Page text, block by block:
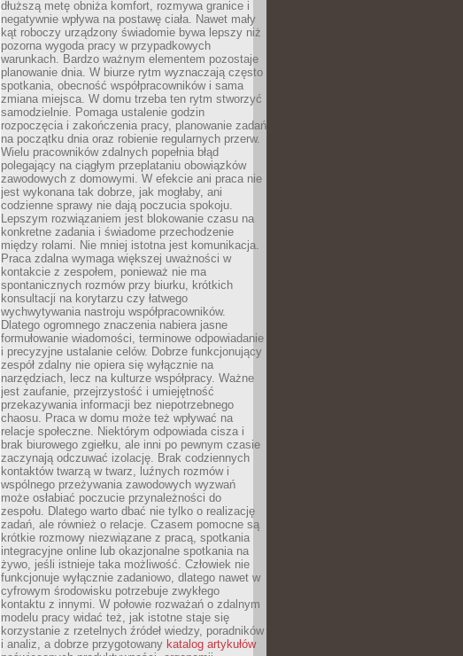
dłuższą metę obniża komfort, rozmywa granice i
negatywnie wpływa na postawę ciała. Nawet mały
kąt roboczy urządzony świadomie bywa lepszy niż
pozorna wygoda pracy w przypadkowych
warunkach. Bardzo ważnym elementem pozostaje
planowanie dnia. W biurze rytm wyznaczają często
spotkania, obecność współpracowników i sama
zmiana miejsca. W domu trzeba ten rytm stworzyć
samodzielnie. Pomaga ustalenie godzin
rozpoczęcia i zakończenia pracy, planowanie zadań
na początku dnia oraz robienie regularnych przerw.
Wielu pracowników zdalnych popełnia błąd
polegający na ciągłym przeplataniu obowiązków
zawodowych z domowymi. W efekcie ani praca nie
jest wykonana tak dobrze, jak mogłaby, ani
codzienne sprawy nie dają poczucia spokoju.
Lepszym rozwiązaniem jest blokowanie czasu na
konkretne zadania i świadome przechodzenie
między rolami. Nie mniej istotna jest komunikacja.
Praca zdalna wymaga większej uważności w
kontakcie z zespołem, ponieważ nie ma
spontanicznych rozmów przy biurku, krótkich
konsultacji na korytarzu czy łatwego
wychwytywania nastroju współpracowników.
Dlatego ogromnego znaczenia nabiera jasne
formułowanie wiadomości, terminowe odpowiadanie
i precyzyjne ustalanie celów. Dobrze funkcjonujący
zespół zdalny nie opiera się wyłącznie na
narzędziach, lecz na kulturze współpracy. Ważne
jest zaufanie, przejrzystość i umiejętność
przekazywania informacji bez niepotrzebnego
chaosu. Praca w domu może też wpływać na
relacje społeczne. Niektórym odpowiada cisza i
brak biurowego zgiełku, ale inni po pewnym czasie
zaczynają odczuwać izolację. Brak codziennych
kontaktów twarzą w twarz, luźnych rozmów i
wspólnego przeżywania zawodowych wyzwań
może osłabiać poczucie przynależności do
zespołu. Dlatego warto dbać nie tylko o realizację
zadań, ale również o relacje. Czasem pomocne są
krótkie rozmowy niezwiązane z pracą, spotkania
integracyjne online lub okazjonalne spotkania na
żywo, jeśli istnieje taka możliwość. Człowiek nie
funkcjonuje wyłącznie zadaniowo, dlatego nawet w
cyfrowym środowisku potrzebuje zwykłego
kontaktu z innymi. W połowie rozważań o zdalnym
modelu pracy widać też, jak istotne staje się
korzystanie z rzetelnych źródeł wiedzy, poradników
i analiz, a dobrze przygotowany katalog artykułów